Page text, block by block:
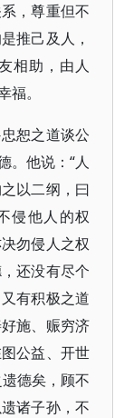
，尊重但不
推己及人，
相助，由人
。
恕之道谈公
。他说：“人
以二纲，曰
侵他人的权
勿侵人之权
还没有尽个
有积极之道
施、赈穷济
公益、开世
德矣，顾不
诸子孙，不